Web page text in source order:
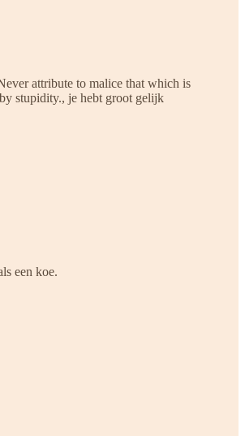
attribute to malice that which is
stupidity., je hebt groot gelijk
een koe.